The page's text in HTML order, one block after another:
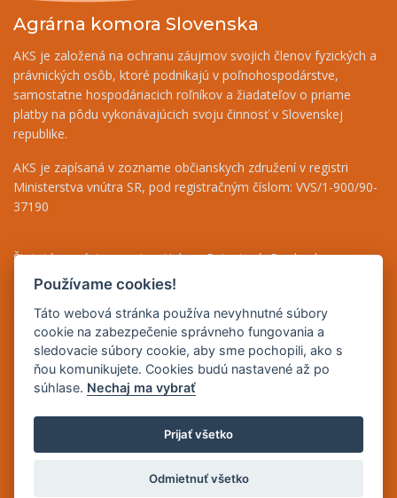
Agrárna komora Slovenska
AKS je založená na ochranu záujmov svojich členov fyzických a
právnických osôb, ktoré podnikajú v poľnohospodárstve,
samostatne hospodáriacich roľníkov a žiadateľov o priame
platby na pôdu vykonávajúcich svoju činnosť v Slovenskej
republike.
AKS je zapísaná v zozname občianskych združení v registri
Ministerstva vnútra SR, pod registračným číslom: VVS/1-900/90-
37190
Štatutárny zástupca - Ing. Helena Patasiová, Predseda
Riaditeľka - Ing. Bernáthová Nikoleta, tel.: +421 948 036 719
Odborné poradenstvo - Mgr. Beáta Puha, tel.: +421 948 838 493
IČO: 42165083
DIČ: 2023235731
IČ DPH: SK2023235731
pôdohospodárstva a inovácií| Správca obsahu Agrárna komora
Používame cookies!
Táto webová stránka používa nevyhnutné súbory
cookie na zabezpečenie správneho fungovania a
sledovacie súbory cookie, aby sme pochopili, ako s
ňou komunikujete. Cookies budú nastavené až po
súhlase. Nechaj ma vybrať
Prijať všetko
Odmietnuť všetko